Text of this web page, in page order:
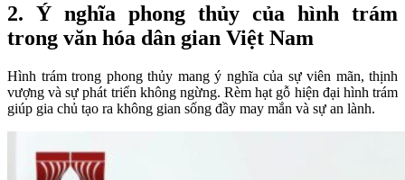
2. Ý nghĩa phong thủy của hình trám
trong văn hóa dân gian Việt Nam
Hình trám trong phong thủy mang ý nghĩa của sự viên mãn, thịnh
vượng và sự phát triển không ngừng. Rèm hạt gỗ hiện đại hình trám
giúp gia chủ tạo ra không gian sống đầy may mắn và sự an lành.